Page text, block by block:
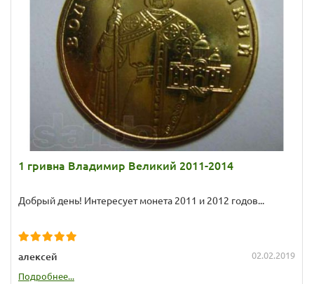
1 гривна Владимир Великий 2011-2014
Добрый день! Интересует монета 2011 и 2012 годов...
алексей 02.02.2019
Подробнее...